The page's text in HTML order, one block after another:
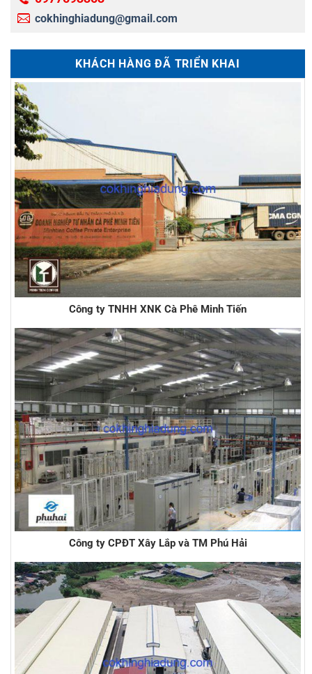
cokhinghiadung@gmail.com
KHÁCH HÀNG ĐÃ TRIỂN KHAI
Công ty TNHH XNK Cà Phê Minh Tiến
Công ty CPĐT Xây Lắp và TM Phú Hải